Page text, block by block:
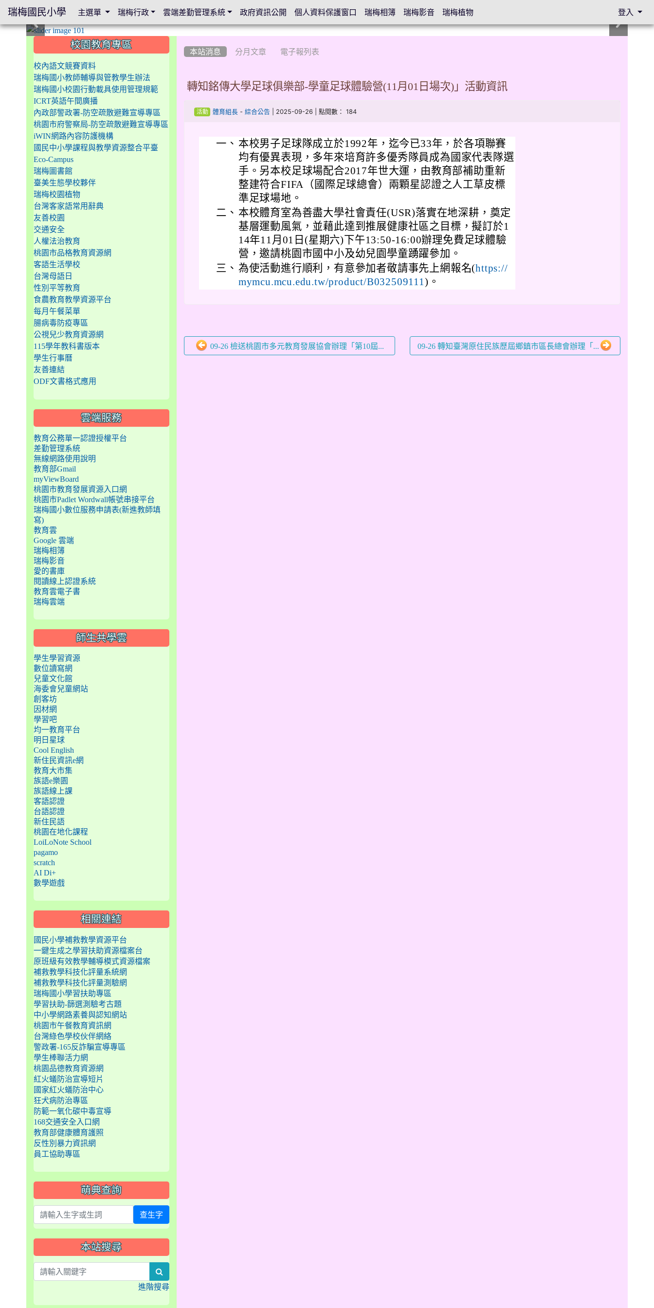
本站消息 分月文章 電子報列表
轉知銘傳大學足球俱樂部-學童足球體驗營(11月01日場次)」活動資訊
活動 體育組長 -綜合公告 | 2025-09-26 | 點閱數： 184
一、 本校男子足球隊成立於1992年，迄今已33年，於各項聯賽
均有優異表現，多年來培育許多優秀隊員成為國家代表隊選
手。另本校足球場配合2017年世大運，由教育部補助重新
整建符合FIFA（國際足球總會）兩顆星認證之人工草皮標
準足球場地。
二、 本校體育室為善盡大學社會責任(USR)落實在地深耕，奠定
基層運動風氣，並藉此達到推展健康社區之目標，擬訂於1
14年11月01日(星期六)下午13:50-16:00辦理免費足球體驗
營，邀請桃園市國中小及幼兒園學童踴躍參加。
三、 為使活動進行順利，有意參加者敬請事先上網報名(https://
mymcu.mcu.edu.tw/product/B032509111 )。
09-26 檢送桃園市多元教育發展協會辦理「第10屆... 09-26 轉知臺灣原住民族歷屆鄉鎮市區長總會辦理「...
::: 校園教育專區
校內語文競賽資料
瑞梅國小教師輔導與管教學生辦法
瑞梅國小校園行動載具使用管理規範
ICRT英語午間廣播
內政部警政署-防空疏散避難宣導專區
桃園市府警察局-防空疏散避難宣導專區
iWIN網路內容防護機構
國民中小學課程與教學資源整合平臺
Eco-Campus
瑞梅圖書館
臺美生態學校夥伴
瑞梅校園植物
台灣客家語常用辭典
友善校園
交通安全
人權法治教育
桃園市品格教育資源網
客語生活學校
台灣母語日
性別平等教育
食農教育教學資源平台
每月午餐菜單
腸病毒防疫專區
公視兒少教育資源網
115學年教科書版本
學生行事曆
友善連結
ODF文書格式應用
雲端服務
教育公務單一認證授權平台
差勤管理系統
無線網路使用說明
教育部Gmail
myViewBoard
桃園市教育發展資源入口網
桃園市Padlet Wordwall帳號串接平台
瑞梅國小數位服務申請表(新進教師填
寫)
教育雲
Google 雲端
瑞梅相簿
瑞梅影音
愛的書庫
閱讀線上認證系統
教育雲電子書
瑞梅雲端
師生共學雲
學生學習資源
數位讀寫網
兒童文化館
海委會兒童網站
創客坊
因材網
學習吧
均一教育平台
明日星球
Cool English
新住民資訊e網
教育大市集
族語e樂園
族語線上課
客語認證
台語認證
新住民語
桃園在地化課程
LoiLoNote School
pagamo
scratch
AI Di+
數學遊戲
相關連結
國民小學補救教學資源平台
一鍵生成之學習扶助資源檔案台
原班級有效教學輔導模式資源檔案
補救教學科技化評量系統網
補救教學科技化評量測驗網
瑞梅國小學習扶助專區
學習扶助-篩選測驗考古題
中小學網路素養與認知網站
桃園市午餐教育資訊網
台灣綠色學校伙伴網絡
警政署-165反詐騙宣導專區
學生棒聯活力網
桃園品德教育資源網
紅火蟻防治宣導短片
國家紅火蟻防治中心
狂犬病防治專區
防範一氧化碳中毒宣導
168交通安全入口網
教育部健康體育護照
反性別暴力資訊網
員工協助專區
萌典查詢
查生字
本站搜尋
進階搜尋
瑞梅國民小學 主選單 瑞梅行政 雲端差勤管理系統 政府資訊公開 個人資料保護窗口 瑞梅相簿 瑞梅影音 瑞梅植物 登入